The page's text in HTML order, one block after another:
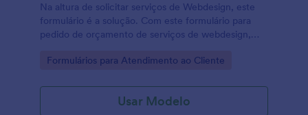
Na altura de solicitar serviços de Webdesign, este
formulário é a solução. Com este formulário para
pedido de orçamento de serviços de webdesign,
de domÍnio, que itens para a barra de navegação e
Go to Category:
Formulários para Atendimento ao Cliente
Usar Modelo